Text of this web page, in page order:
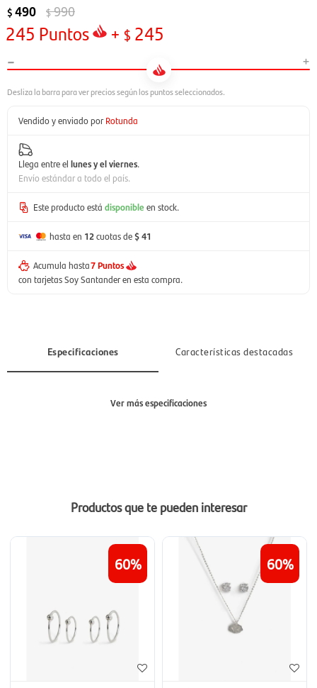
$ 490 $990
245 Puntos + $ 245
- +
Vendido y enviado por Rotunda
Llega entre el lunes y el viernes.
Envío estándar a todo el país.
Este producto está disponible en stock.
hasta en 12cuotas de$ 41
Acumula hasta7 Puntos
con tarjetas Soy Santander en esta compra.
Especificaciones Características destacadas
Ver más especificaciones
Productos que te pueden interesar
60 60